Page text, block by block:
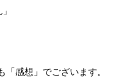
感想」でございます。